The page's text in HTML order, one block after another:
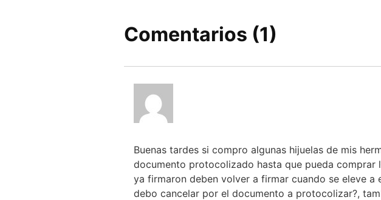
Comentarios (1)
Buenas tardes si compro algunas hijuelas de mis
documento protocolizado hasta que pueda comprar
ya firmaron deben volver a firmar cuando se eleve a
debo cancelar por el documento a protocolizar?,